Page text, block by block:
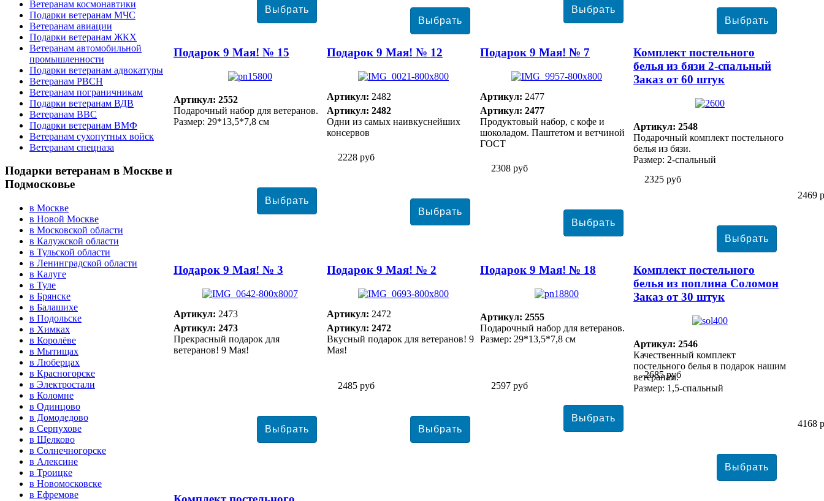
Подарок 9 Мая! № 15
Артикул: 2552
Подарочный набор для ветеранов.
Размер: 29*13,5*7,8 см
2228 руб
Подарок 9 Мая! № 12
Артикул: 2482
Артикул: 2482
Одни из самых наивкуснейших
консервов
2308 руб
Подарок 9 Мая! № 7
Артикул: 2477
Артикул: 2477
Продуктовый набор, с кофе и
шоколадом. Паштетом и ветчиной
ГОСТ
2325 руб
Комплект постельного
белья из бязи 2-спальный
Заказ от 60 штук
Артикул: 2548
Подарочный комплект постельного
белья из бязи.
Размер: 2-спальный
2469
Подарок 9 Мая! № 3
Артикул: 2473
Артикул: 2473
Прекрасный подарок для
ветеранов! 9 Мая!
2485 руб
Подарок 9 Мая! № 2
Артикул: 2472
Артикул: 2472
Вкусный подарок для ветеранов! 9
Мая!
2597 руб
Подарок 9 Мая! № 18
Артикул: 2555
Подарочный набор для ветеранов.
Размер: 29*13,5*7,8 см
2685 руб
Комплект постельного
белья из поплина Соломон
Заказ от 30 штук
Артикул: 2546
Качественный комплект
постельного белья в подарок нашим
ветеранам.
Размер: 1,5-спальный
4168
Ветеранам космонавтики
Подарки ветеранам МЧС
Ветеранам авиации
Подарки ветеранам ЖКХ
Ветеранам автомобильной
промышленности
Подарки ветеранам адвокатуры
Ветеранам РВСН
Ветеранам пограничникам
Подарки ветеранам ВДВ
Ветеранам ВВС
Подарки ветеранам ВМФ
Ветеранам сухопутных войск
Ветеранам спецназа
Подарки ветеранам в Москве и
Подмосковье
в Москве
в Новой Москве
в Московской области
в Калужской области
в Тульской области
в Ленинградской области
в Калуге
в Туле
в Брянске
в Балашихе
в Подольске
в Химках
в Королёве
в Мытищах
в Люберцах
в Красногорске
в Электростали
в Коломне
в Одинцово
в Домодедово
в Серпухове
в Щелково
в Солнечногорске
в Алексине
в Троицке
в Новомосковске
в Ефремове